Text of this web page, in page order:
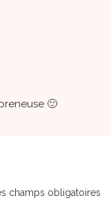
🙂
champs obligatoires